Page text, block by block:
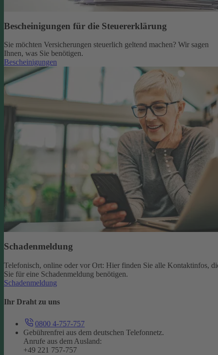
Bescheinigungen für die Steuererklärung
Sie möchten Versicherungen steuerlich geltend machen? Wir sagen
Ihnen, was Sie benötigen.
Bescheinigungen
Schadenmeldung
Telefonisch, online oder vor Ort: Hier finden Sie alle Kontaktinfos,
Sie für eine Schadenmeldung benötigen.
Schadenmeldung
Ihr Draht zu uns
0800 4-757-757
Gebührenfrei aus dem deutschen Telefonnetz.
Anrufe aus dem Ausland:
+49 221 757-757